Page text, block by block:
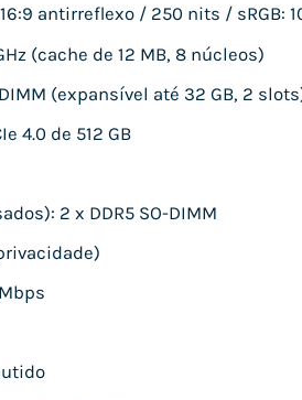
antirreflexo / 250 nits / sRGB:
(cache de 12 MB, 8 núcleos)
(expansível até 32 GB, 2
4.0 de 512 GB
2 x DDR5 SO-DIMM